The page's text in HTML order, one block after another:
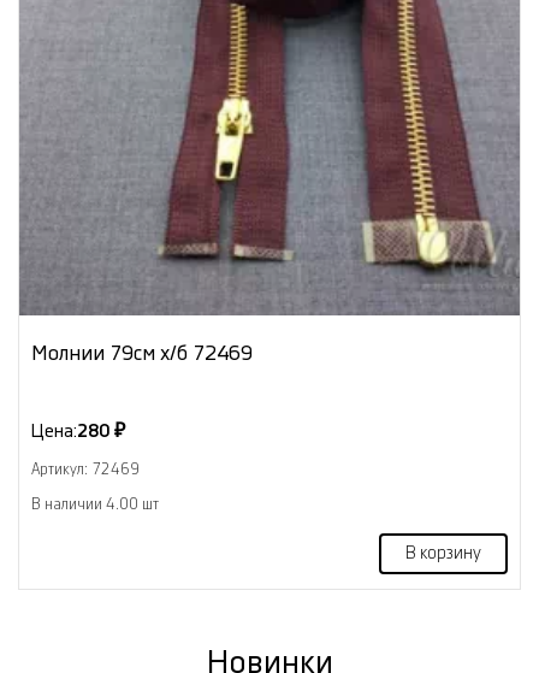
Молнии 79см х/б 72469
Цена:280 ₽
Артикул: 72469
В наличии 4.00 шт
В корзину
Новинки